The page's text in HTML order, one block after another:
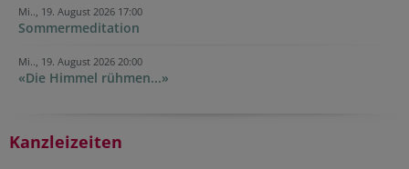
Mi.., 19. August 2026 17:00
Sommermeditation
Mi.., 19. August 2026 20:00
«Die Himmel rühmen...»
Kanzleizeiten